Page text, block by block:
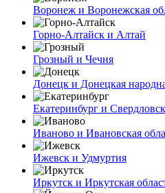
Воронеж и Воронежская
Горно-Алтайск и Алтай
Грозный и Чечня
Донецк и Донецкая
Екатеринбург и
Иваново и Ивановская
Ижевск и Удмуртия
Иркутск и Иркутская